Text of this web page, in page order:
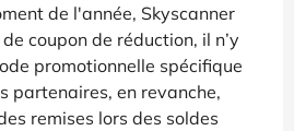
de l'année, Skyscanner
coupon de réduction, il n’y
promotionnelle spécifique
partenaires, en revanche,
remises lors des soldes